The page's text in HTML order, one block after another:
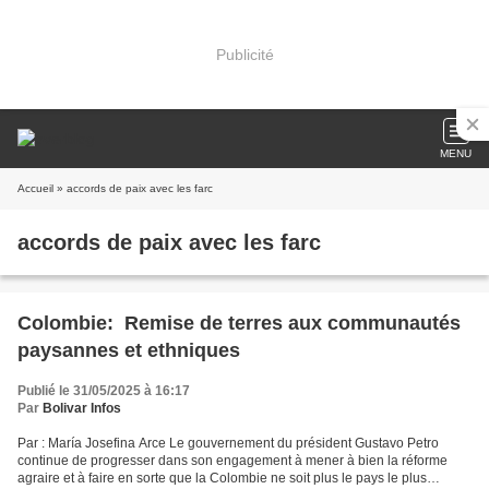
Publicité
MENU
Accueil » accords de paix avec les farc
accords de paix avec les farc
Colombie: Remise de terres aux communautés
paysannes et ethniques
Publié le 31/05/2025 à 16:17
Par Bolivar Infos
Par : María Josefina Arce Le gouvernement du président Gustavo Petro
continue de progresser dans son engagement à mener à bien la réforme
agraire et à faire en sorte que la Colombie ne soit plus le pays le plus